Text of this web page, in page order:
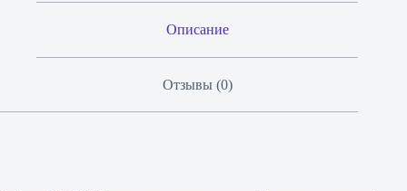
Описание
Отзывы (0)